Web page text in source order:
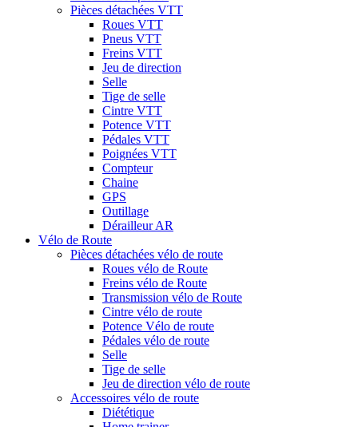
Pièces détachées VTT
Roues VTT
Pneus VTT
Freins VTT
Jeu de direction
Selle
Tige de selle
Cintre VTT
Potence VTT
Pédales VTT
Poignées VTT
Compteur
Chaine
GPS
Outillage
Dérailleur AR
Vélo de Route
Pièces détachées vélo de route
Roues vélo de Route
Freins vélo de Route
Transmission vélo de Route
Cintre vélo de route
Potence Vélo de route
Pédales vélo de route
Selle
Tige de selle
Jeu de direction vélo de route
Accessoires vélo de route
Diététique